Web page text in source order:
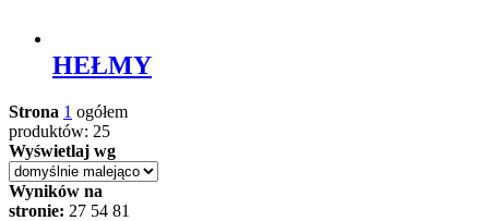
HEŁMY
Strona 1 ogółem
produktów: 25
Wyświetlaj wg
Wyników na
stronie: 27 54 81